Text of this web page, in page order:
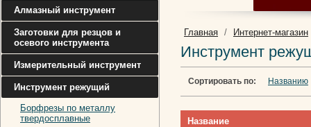
Алмазный инструмент
Заготовки для резцов и
осевого инструмента
Измерительный инструмент
Инструмент режущий
Борфрезы по металлу
твердосплавные
Главная / Интернет-магазин
Инструмент
Сортировать по: Названию
Название